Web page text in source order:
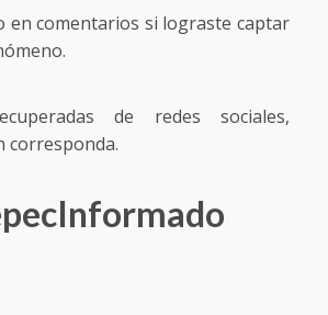
en comentarios si lograste captar
de redes sociales,
corresponda.